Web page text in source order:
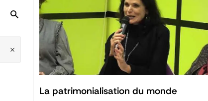
La patrimonialisation du monde